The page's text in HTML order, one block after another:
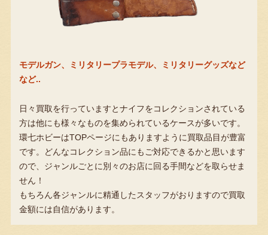
モデルガン、ミリタリープラモデル、ミリタリーグッズなど
など..
日々買取を行っていますとナイフをコレクションされている
方は他にも様々なものを集められているケースが多いです。
環七ホビーはTOPページにもありますように買取品目が豊富
です。どんなコレクション品にもご対応できるかと思います
ので、ジャンルごとに別々のお店に回る手間などを取らせま
せん！
もちろん各ジャンルに精通したスタッフがおりますので買取
金額には自信があります。